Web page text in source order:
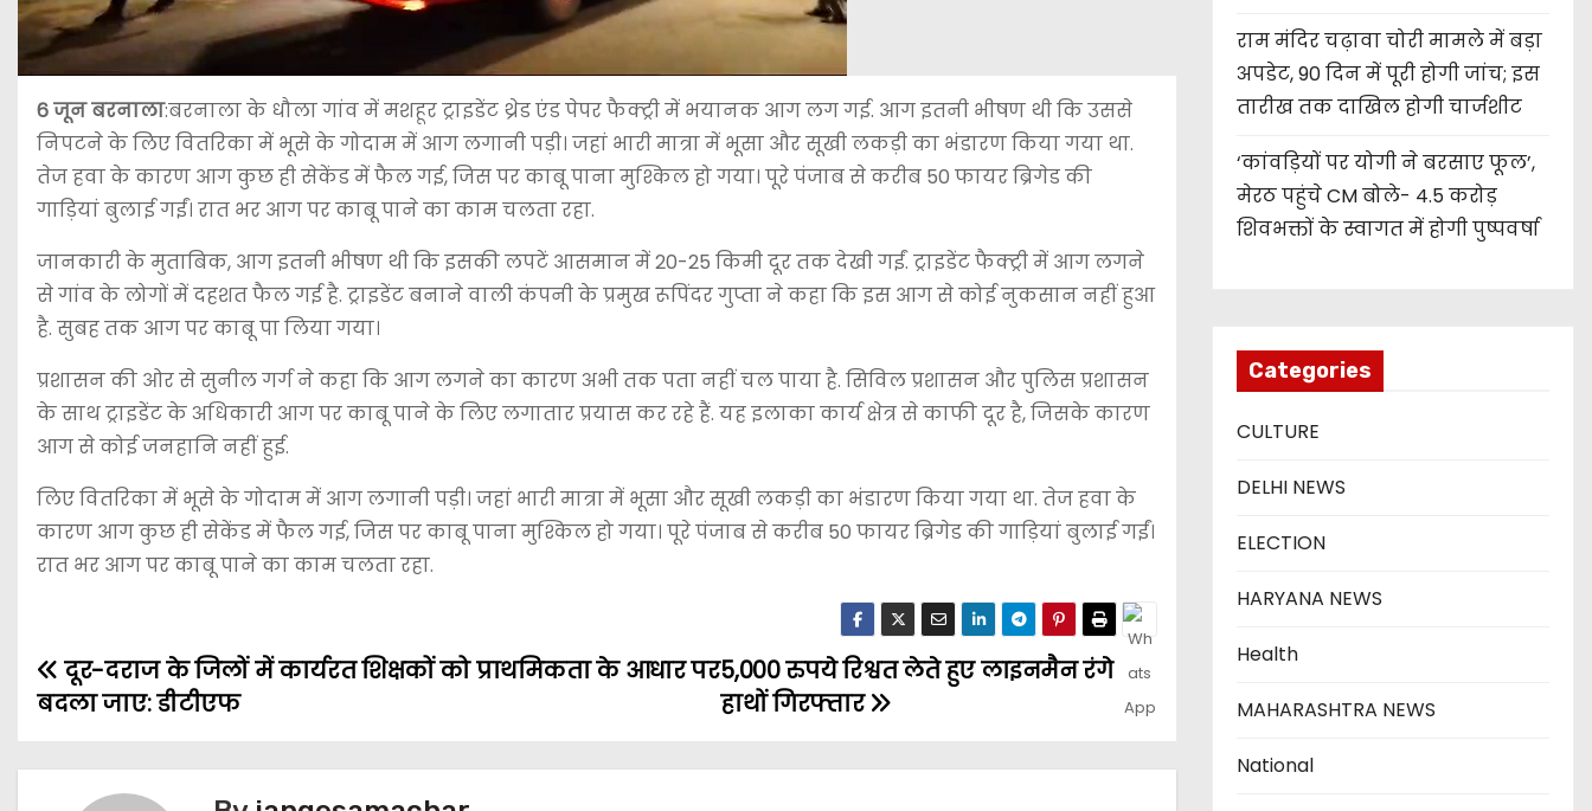
6 जून बरनाला:बरनाला के धौला गांव में मशहूर ट्राइडेंट थ्रेड एंड पेपर फैक्ट्री में भयानक आग लग गई. आग इतनी भीषण थी कि उससे
निपटने के लिए वितरिका में भूसे के गोदाम में आग लगानी पड़ी। जहां भारी मात्रा में भूसा और सूखी लकड़ी का भंडारण किया गया था.
तेज हवा के कारण आग कुछ ही सेकेंड में फैल गई, जिस पर काबू पाना मुश्किल हो गया। पूरे पंजाब से करीब 50 फायर ब्रिगेड की
गाड़ियां बुलाई गईं। रात भर आग पर काबू पाने का काम चलता रहा.
जानकारी के मुताबिक, आग इतनी भीषण थी कि इसकी लपटें आसमान में 20-25 किमी दूर तक देखी गईं. ट्राइडेंट फैक्ट्री में आग लगने
से गांव के लोगों में दहशत फैल गई है. ट्राइडेंट बनाने वाली कंपनी के प्रमुख रूपिंदर गुप्ता ने कहा कि इस आग से कोई नुकसान नहीं हुआ
है. सुबह तक आग पर काबू पा लिया गया।
प्रशासन की ओर से सुनील गर्ग ने कहा कि आग लगने का कारण अभी तक पता नहीं चल पाया है. सिविल प्रशासन और पुलिस प्रशासन
के साथ ट्राइडेंट के अधिकारी आग पर काबू पाने के लिए लगातार प्रयास कर रहे हैं. यह इलाका कार्य क्षेत्र से काफी दूर है, जिसके कारण
आग से कोई जनहानि नहीं हुई.
लिए वितरिका में भूसे के गोदाम में आग लगानी पड़ी। जहां भारी मात्रा में भूसा और सूखी लकड़ी का भंडारण किया गया था. तेज हवा के
कारण आग कुछ ही सेकेंड में फैल गई, जिस पर काबू पाना मुश्किल हो गया। पूरे पंजाब से करीब 50 फायर ब्रिगेड की गाड़ियां बुलाई गईं।
रात भर आग पर काबू पाने का काम चलता रहा.
5,000 रुपये रिश्वत लेते हुए लाइनमैन रंगे
हाथों गिरफ्तार
दूर-दराज के जिलों में कार्यरत शिक्षकों को प्राथमिकता के आधार पर
बदला जाए: डीटीएफ
राम मंदिर चढ़ावा चोरी मामले में बड़ा
अपडेट, 90 दिन में पूरी होगी जांच; इस
तारीख तक दाखिल होगी चार्जशीट
‘कांवड़ियों पर योगी ने बरसाए फूल’,
मेरठ पहुंचे CM बोले- 4.5 करोड़
शिवभक्तों के स्वागत में होगी पुष्पवर्षा
Categories
CULTURE
DELHI NEWS
ELECTION
HARYANA NEWS
Health
MAHARASHTRA NEWS
National